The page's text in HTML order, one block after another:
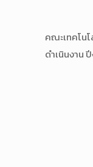
คณะเทคโน
ดำเนินงาน